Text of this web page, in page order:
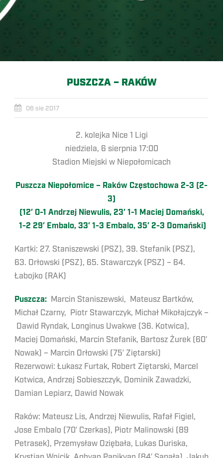
PUSZCZA – RAKÓW
06 sie 2017
2. kolejka Nice 1 Ligi
niedziela, 6 sierpnia 17:00
Stadion Miejski w Niepołomicach
Puszcza Niepołomice – Raków Częstochowa 2-3 (2-
3)
(12′ 0-1 Andrzej Niewulis, 23′ 1-1 Maciej Domański,
1-2 29′ Embalo, 33′ 1-3 Embalo, 35′ 2-3 Domański)
Kartki: 27. Staniszewski (PSZ), 39. Stefanik (PSZ),
63. Orłowski (PSZ), 65. Stawarczyk (PSZ) – 64.
Łabojko (RAK)
Puszcza: Marcin Staniszewski, Mateusz Bartków,
Michał Czarny, Piotr Stawarczyk, Michał Mikołajczyk –
Dawid Ryndak, Longinus Uwakwe (36. Kotwica),
Maciej Domański, Marcin Stefanik, Bartosz Żurek (60′
Nowak) – Marcin Orłowski (75′ Ziętarski)
Rezerwowi: Łukasz Furtak, Robert Ziętarski, Marcel
Kotwica, Andrzej Sobieszczyk, Dominik Zawadzki,
Damian Lepiarz, Dawid Nowak
Raków: Mateusz Lis, Andrzej Niewulis, Rafał Figiel,
Jose Embalo (70′ Czerkas), Piotr Malinowski (89
Petrasek), Przemysław Oziębała, Lukas Duriska,